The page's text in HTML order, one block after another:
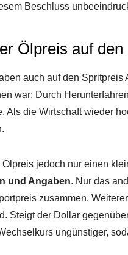
Beschluss
Ölpreis auf
auch auf den
war: Durch
Als die Wirtschaft wieder
Ölpreis jedoch nur einen
und Angaben. Nur das
zusammen.
Steigt der Dollar
ungünstiger,